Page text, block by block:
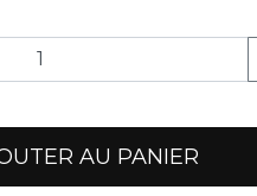
AU PANIER